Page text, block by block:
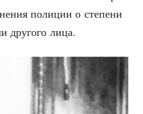
поли­ции о сте­пе­ни
дру­го­го лица.